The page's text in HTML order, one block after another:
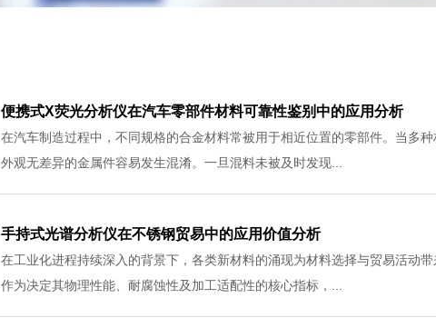
便携式X荧光分析仪在汽车零部件材料可靠性鉴别中的应用分析
在汽车制造过程中，不同规格的合金材料常被用于相近位置的零部件。当多种
外观无差异的金属件容易发生混淆。一旦混料未被及时发现...
手持式光谱分析仪在不锈钢贸易中的应用价值分析
在工业化进程持续深入的背景下，各类新材料的涌现为材料选择与贸易活动
作为决定其物理性能、耐腐蚀性及加工适配性的核心指标，...